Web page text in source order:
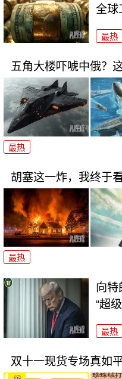
全球
最热
五角大楼吓唬中俄？
最热
胡塞这一炸，我终于
最热
向特
“超
最热
双十一现货专场真如